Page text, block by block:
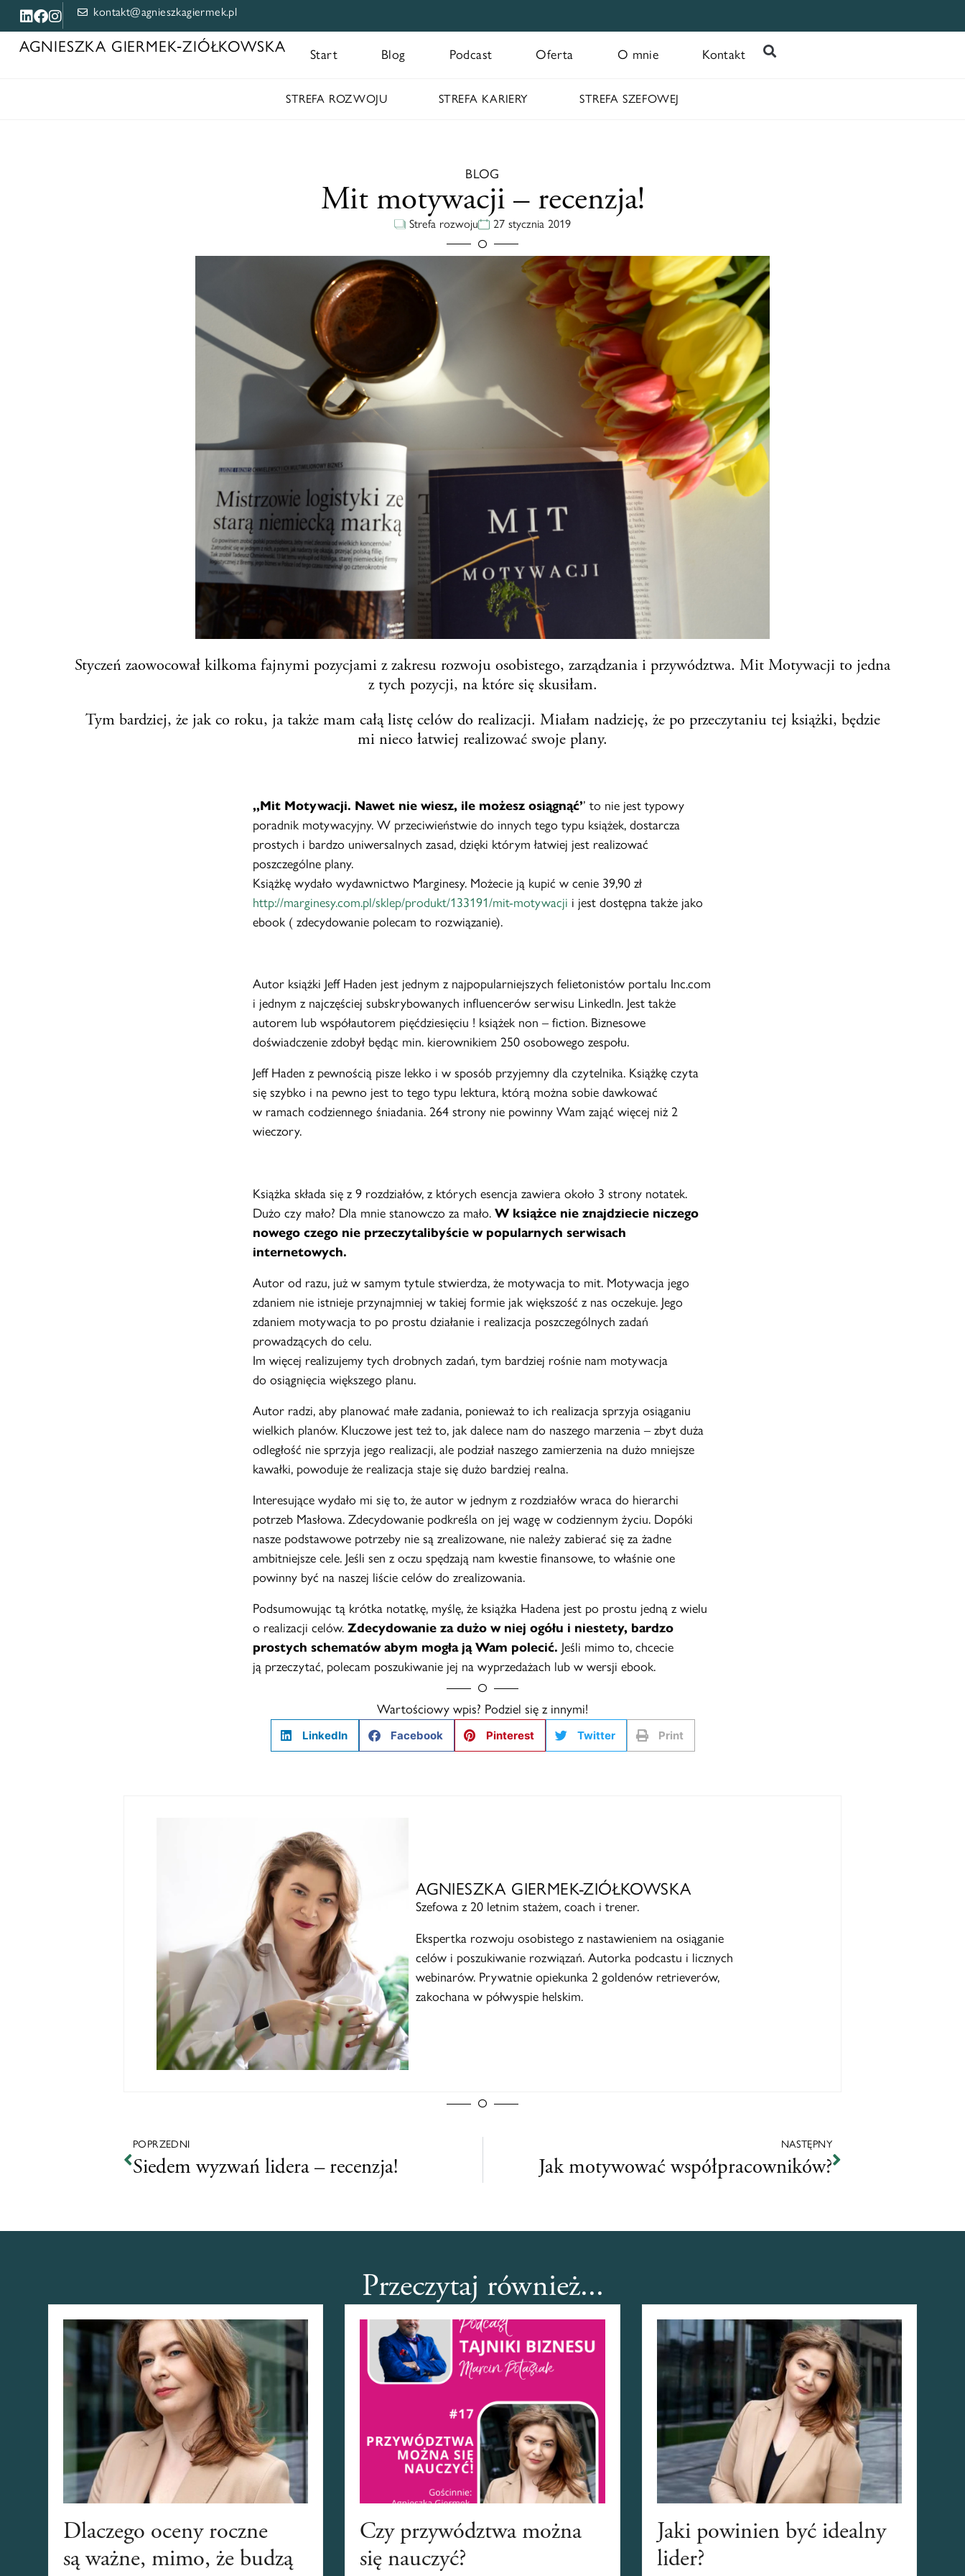
kontakt@agnieszkagiermek.pl
AGNIESZKA GIERMEK‑ZIÓŁKOWSKA Start Blog Podcast Oferta O mnie Kontakt
STREFA ROZWOJU STREFA KARIERY STREFA SZEFOWEJ
BLOG
Mit motywacji – recenzja!
Strefa rozwoju 27 stycznia 2019
Styczeń zaowocował kilkoma fajnymi pozycjami z zakresu rozwoju osobistego, zarządzania i przywództwa. Mit Motywacji to jedna
z tych pozycji, na które się skusiłam.
Tym bardziej, że jak co roku, ja także mam całą listę celów do realizacji. Miałam nadzieję, że po przeczytaniu tej książki, będzie
mi nieco łatwiej realizować swoje plany.
,,Mit Motywacji. Nawet nie wiesz, ile możesz osiągnąć’’ to nie jest typowy
poradnik motywacyjny. W przeciwieństwie do innych tego typu książek, dostarcza
prostych i bardzo uniwersalnych zasad, dzięki którym łatwiej jest realizować
poszczególne plany.
Książkę wydało wydawnictwo Marginesy. Możecie ją kupić w cenie 39,90 zł
http://marginesy.com.pl/sklep/produkt/133191/mit-motywacji i jest dostępna także jako
ebook ( zdecydowanie polecam to rozwiązanie).
Autor książki Jeff Haden jest jednym z najpopularniejszych felietonistów portalu Inc.com
i jednym z najczęściej subskrybowanych influencerów serwisu Linkedln. Jest także
autorem lub współautorem pięćdziesięciu ! książek non – fiction. Biznesowe
doświadczenie zdobył będąc min. kierownikiem 250 osobowego zespołu.
Jeff Haden z pewnością pisze lekko i w sposób przyjemny dla czytelnika. Książkę czyta
się szybko i na pewno jest to tego typu lektura, którą można sobie dawkować
w ramach codziennego śniadania. 264 strony nie powinny Wam zająć więcej niż 2
wieczory.
Książka składa się z 9 rozdziałów, z których esencja zawiera około 3 strony notatek.
Dużo czy mało? Dla mnie stanowczo za mało. W książce nie znajdziecie niczego
nowego czego nie przeczytalibyście w popularnych serwisach
internetowych.
Autor od razu, już w samym tytule stwierdza, że motywacja to mit. Motywacja jego
zdaniem nie istnieje przynajmniej w takiej formie jak większość z nas oczekuje. Jego
zdaniem motywacja to po prostu działanie i realizacja poszczególnych zadań
prowadzących do celu.
Im więcej realizujemy tych drobnych zadań, tym bardziej rośnie nam motywacja
do osiągnięcia większego planu.
Autor radzi, aby planować małe zadania, ponieważ to ich realizacja sprzyja osiąganiu
wielkich planów. Kluczowe jest też to, jak dalece nam do naszego marzenia – zbyt duża
odległość nie sprzyja jego realizacji, ale podział naszego zamierzenia na dużo mniejsze
kawałki, powoduje że realizacja staje się dużo bardziej realna.
Interesujące wydało mi się to, że autor w jednym z rozdziałów wraca do hierarchi
potrzeb Masłowa. Zdecydowanie podkreśla on jej wagę w codziennym życiu. Dopóki
nasze podstawowe potrzeby nie są zrealizowane, nie należy zabierać się za żadne
ambitniejsze cele. Jeśli sen z oczu spędzają nam kwestie finansowe, to właśnie one
powinny być na naszej liście celów do zrealizowania.
Podsumowując tą krótka notatkę, myślę, że książka Hadena jest po prostu jedną z wielu
o realizacji celów. Zdecydowanie za dużo w niej ogółu i niestety, bardzo
prostych schematów abym mogła ją Wam polecić. Jeśli mimo to, chcecie
ją przeczytać, polecam poszukiwanie jej na wyprzedażach lub w wersji ebook.
Wartościowy wpis? Podziel się z innymi!
LinkedIn Facebook Pinterest Twitter Print
AGNIESZKA GIERMEK-ZIÓŁKOWSKA
Szefowa z 20 letnim stażem, coach i trener.
Ekspertka rozwoju osobistego z nastawieniem na osiąganie
celów i poszukiwanie rozwiązań. Autorka podcastu i licznych
webinarów. Prywatnie opiekunka 2 goldenów retrieverów,
zakochana w półwyspie helskim.
POPRZEDNI
Siedem wyzwań lidera – recenzja!
NASTĘPNY
Jak motywować współpracowników?
Przeczytaj również...
Dlaczego oceny roczne
są ważne, mimo, że budzą
Czy przywództwa można
się nauczyć?
Jaki powinien być idealny
lider?